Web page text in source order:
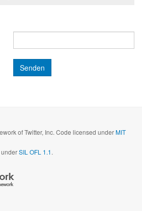
Senden
of Twitter, Inc. Code licensed underMIT
SIL OFL 1.1.